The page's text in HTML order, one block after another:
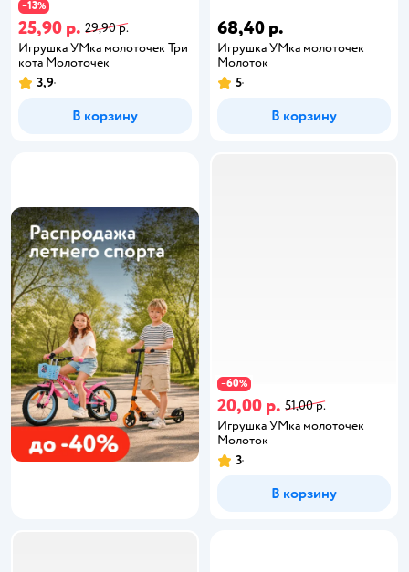
−13%
25,90 р. 29,90 р.
Игрушка УМка молоточек Три
кота Молоточек
3,9
В корзину
68,40 р.
Игрушка УМка молоточек
Молоток
5
В корзину
−60%
20,00 р. 51,00 р.
Игрушка УМка молоточек
Молоток
3
В корзину